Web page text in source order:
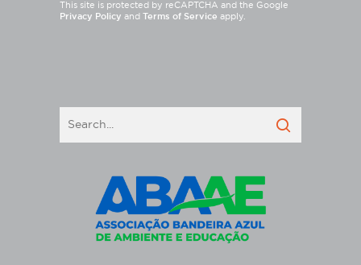
This site is protected by reCAPTCHA and the Google
Privacy Policy and Terms of Service apply.